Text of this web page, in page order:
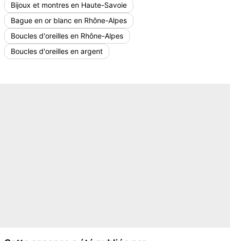
Bijoux et montres en Haute-Savoie
Bague en or blanc en Rhône-Alpes
Boucles d'oreilles en Rhône-Alpes
Boucles d'oreilles en argent